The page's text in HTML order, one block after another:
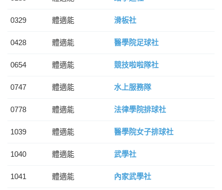
0329 體適能 滑板社
0428 體適能 醫學院足球社
0654 體適能 競技啦啦隊社
0747 體適能 水上服務隊
0778 體適能 法律學院排球社
1039 體適能 醫學院女子排球社
1040 體適能 武學社
1041 體適能 內家武學社